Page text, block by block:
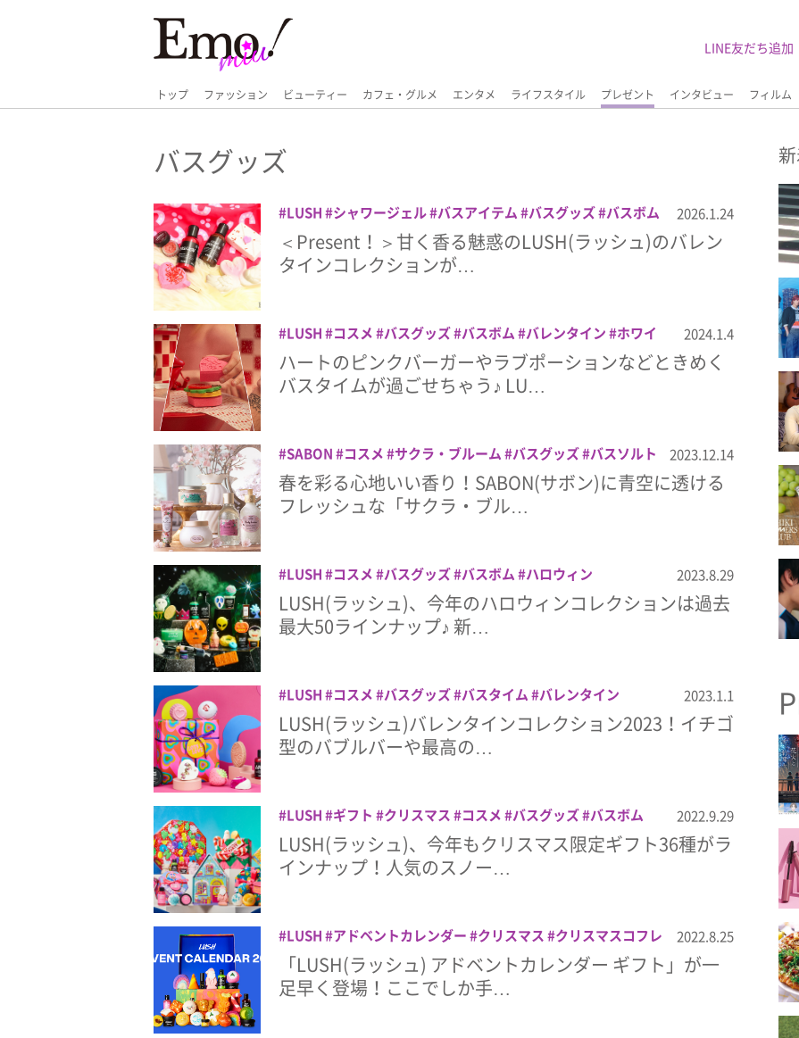
トップ ファッション ビューティー カフェ・グルメ エンタメ ライフスタイル プレゼント インタビュー フィルム
LINE友だち追加
バスグッズ
LUSH シャワージェル バスアイテム バスグッズ バスボム
バブルバー
バレンタイン バレンタイン2026
プレゼント
ラッシュ リップスクラブ
2026.1.24
＜Present！＞甘く香る魅惑のLUSH(ラッシュ)のバレン
タインコレクションが…
LUSH コスメ バスグッズ バスボム バレンタイン
ホワイ
2024.1.4
ハートのピンクバーガーやラブポーションなどときめく
バスタイムが過ごせちゃう♪ LU…
SABON コスメ サクラ・ブルーム バスグッズ バスソルト 2023.12.14
春を彩る心地いい香り！SABON(サボン)に青空に透ける
フレッシュな「サクラ・ブル…
LUSH コスメ バスグッズ バスボム ハロウィン 2023.8.29
LUSH(ラッシュ)、今年のハロウィンコレクションは過去
最大50ラインナップ♪ 新…
LUSH コスメ バスグッズ バスタイム バレンタイン 2023.1.1
LUSH(ラッシュ)バレンタインコレクション2023！イチゴ
型のバブルバーや最高の…
LUSH ギフト クリスマス コスメ バスグッズ バスボム 2022.9.29
LUSH(ラッシュ)、今年もクリスマス限定ギフト36種がラ
インナップ！人気のスノー…
LUSH アドベントカレンダー クリスマス
クリスマスコフレ
スキンケア
バスグッズ バスボム
2022.8.25
「LUSH(ラッシュ) アドベントカレンダー ギフト」が一
足早く登場！ここでしか手…